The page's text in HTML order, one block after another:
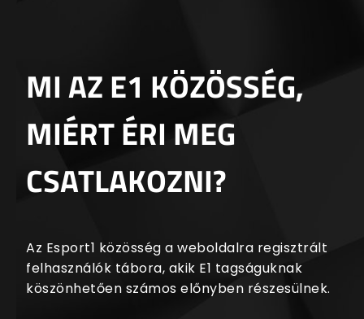
MI AZ E1 KÖZÖSSÉG,
MIÉRT ÉRI MEG
CSATLAKOZNI?
Az Esport1 közösség a weboldalra regisztrált
felhasználók tábora, akik E1 tagságuknak
köszönhetően számos előnyben részesülnek.